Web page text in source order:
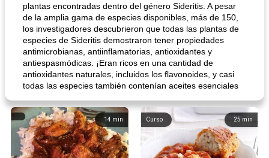
plantas encontradas dentro del género Sideritis. A pesar
de la amplia gama de especies disponibles, más de 150,
los investigadores descubrieron que todas las plantas de
especies de Sideritis demostraron tener propiedades
antimicrobianas, antiinflamatorias, antioxidantes y
antiespasmódicas. ¡Eran ricos en una cantidad de
antioxidantes naturales, incluidos los flavonoides, y casi
todas las especies también contenían aceites esenciales
14 min 25 min
Curso